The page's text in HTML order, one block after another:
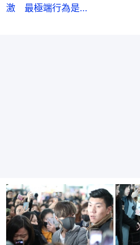
激 最極端行為是...